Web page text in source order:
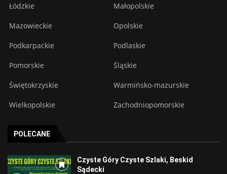
Łódzkie Małopolskie
Mazowieckie Opolskie
Podkarpackie Podlaskie
Pomorskie Śląskie
Świętokrzyskie Warmińsko-mazurskie
Wielkopolskie Zachodniopomorskie
POLECANE
Czyste Góry Czyste Szlaki, Beskid
Sądecki